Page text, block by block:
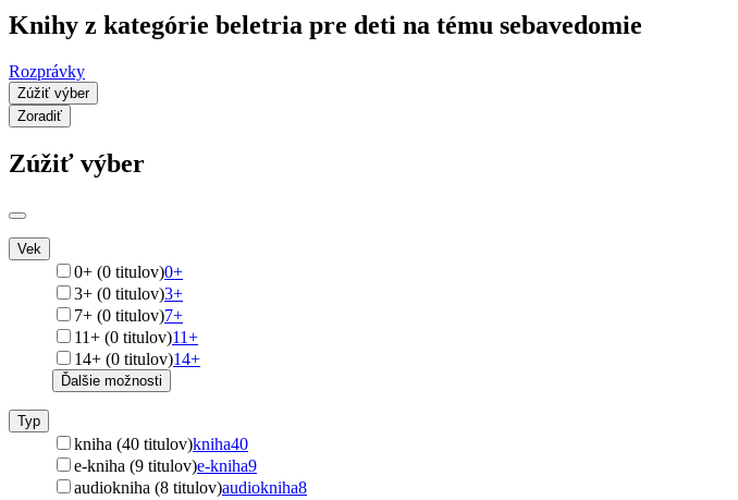
Knihy z kategórie beletria pre deti na tému sebavedomie
Rozprávky
Zúžiť výber
Zoradiť
Zúžiť výber
Vek
0+ (0 titulov)0+
3+ (0 titulov)3+
7+ (0 titulov)7+
11+ (0 titulov)11+
14+ (0 titulov)14+
Ďalšie možnosti
Typ
kniha (40 titulov)kniha40
e-kniha (9 titulov)e-kniha9
audiokniha (8 titulov)audiokniha8